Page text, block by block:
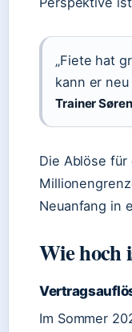
„Fiete hat
kann er
Trainer
Die Ablöse
Neuanfang in
Wie hoch
Im Sommer